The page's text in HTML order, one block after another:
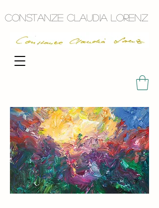
Constanze Claudia Lorenz